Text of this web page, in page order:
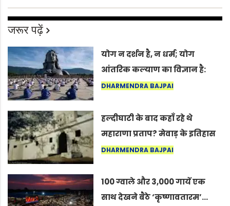
जरूर पढ़ें
योग न दर्शन है, न धर्म; योग
आंतरिक कल्याण का विज्ञान है:
अंतरराष्ट्रीय योग दिवस 2026 पर
DHARMENDRA BAJPAI
हल्दीघाटी के बाद कहाँ रहे थे
महाराणा प्रताप? मेवाड़ के इतिहास
का वह अनकहा अध्याय जो आज भी
DHARMENDRA BAJPAI
100 ग्वाले और 3,000 गायें एक
साथ देखने बैठे ‘कृष्णावतारम’…